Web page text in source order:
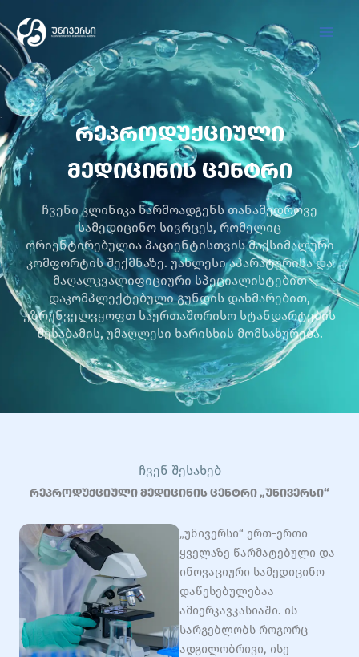
to
content
რეპროდუქციული
მედიცინის ცენტრი
ჩვენი კლინიკა წარმოადგენს თანამედროვე
სამედიცინო სივრცეს, რომელიც
ორიენტირებულია პაციენტისთვის მაქსიმალური
კომფორტის შექმნაზე. უახლესი აპარატურისა და
მაღალკვალიფიციური სპეციალისტებით
დაკომპლექტებული გუნდის დახმარებით,
უზრუნველვყოფთ საერთაშორისო სტანდარტების
შესაბამის, უმაღლესი ხარისხის მომსახურება.
ᲩᲕᲔᲜ ᲨᲔᲡᲐᲮᲔᲑ
რეპროდუქციული მედიცინის ცენტრი „უნივერსი“
„უნივერსი“ ერთ-ერთი
ყველაზე წარმატებული და
ინოვაციური სამედიცინო
დაწესებულებაა
ამიერკავკასიაში. ის
სარგებლობს როგორც
ადგილობრივი, ისე